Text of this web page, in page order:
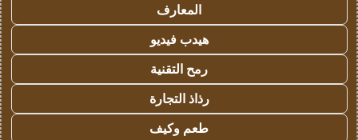
المعارف
هيدب فيديو
رمح التقنية
رذاذ التجارة
طعم وكيف